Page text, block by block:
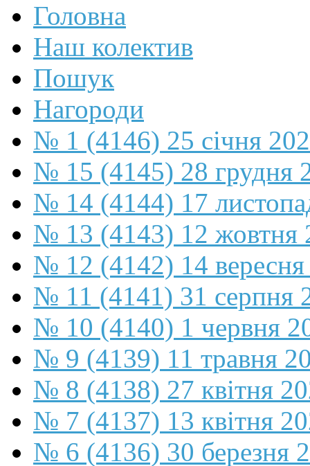
Головна
Наш колектив
Пошук
Нагороди
№ 1 (4146) 25 січня
№ 15 (4145) 28 грудня
№ 14 (4144) 17
№ 13 (4143) 12 жовтня
№ 12 (4142) 14
№ 11 (4141) 31 серпня
№ 10 (4140) 1 червня
№ 9 (4139) 11 травня
№ 8 (4138) 27 квітня
№ 7 (4137) 13 квітня
№ 6 (4136) 30 березня